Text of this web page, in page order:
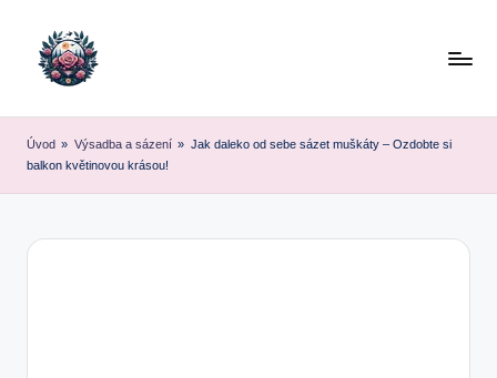
Úvod » Výsadba a sázení » Jak daleko od sebe sázet muškáty – Ozdobte si
balkon květinovou krásou!